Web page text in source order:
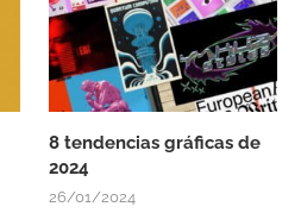
8 tendencias gráficas de
2024
26/01/2024